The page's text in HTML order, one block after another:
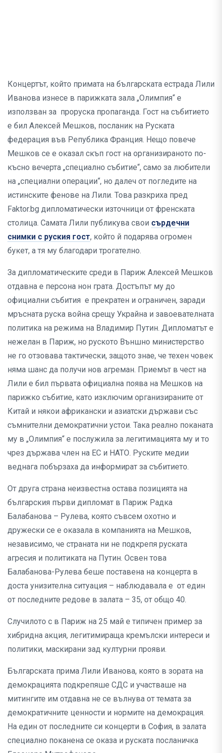
Концертът, който примата на българската естрада Лили
Иванова изнесе в парижката зала „Олимпия“ е
използван за проруска пропаганда. Гост на събитието
е бил Алексей Мешков, посланик на Руската
федерация във Република Франция. Нещо повече
Мешков се е оказал скъп гост на организираното по-
късно вечерта „специално събитие“, само за любители
на „специални операции“, но далеч от погледите на
истинските фенове на Лили. Това разкриха пред
Faktor.bg дипломатически източници от френската
столица. Самата Лили публикува свои сърдечни
снимки с руския гост, който й подарява огромен
букет, а тя му благодари трогателно.
За дипломатическите среди в Париж Алексей Мешков
отдавна е персона нон грата. Достъпът му до
официални събития е прекратен и ограничен, заради
мръсната руска война срещу Украйна и завоевателната
политика на режима на Владимир Путин. Дипломатът е
нежелан в Париж, но руското Външно министерство
не го отзовава тактически, защото знае, че техен човек
няма шанс да получи нов агреман. Приемът в чест на
Лили е бил първата официална поява на Мешков на
парижко събитие, като изключим организираните от
Китай и някои африкански и азиатски държави със
съмнителни демократични устои. Така реално поканата
му в „Олимпия“ е послужила за легитимацията му и то
чрез държава член на ЕС и НАТО. Руските медии
веднага побързаха да информират за събитието.
От друга страна неизвестна остава позицията на
българския първи дипломат в Париж Радка
Балабанова – Рулева, която съвсем охотно и
дружески се е оказала в компанията на Мешков,
независимо, че страната ни не подкрепя руската
агресия и политиката на Путин. Освен това
Балабанова-Рулева беше поставена на концерта в
доста унизителна ситуация – наблюдавала е от един
от последните редове в залата – 35, от общо 40.
Случилото с в Париж на 25 май е типичен пример за
хибридна акция, легитимираща кремълски интереси и
политики, маскирани зад културни прояви.
Българската прима Лили Иванова, която в зората на
демокрацията подкрепяше СДС и участваше на
митингите им отдавна не се вълнува от темата за
демократичните ценности и нормите на демокрация.
На един от последните си концерти в София, в залата
специално поканена се оказа и руската посланичка